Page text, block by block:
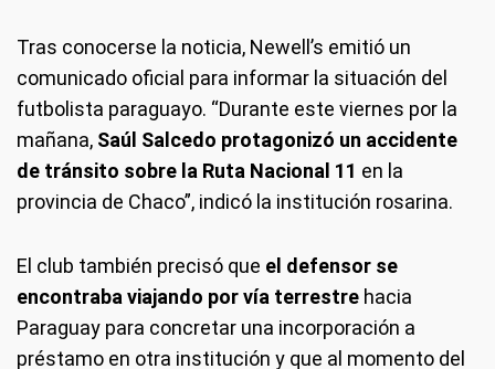
Tras conocerse la noticia, Newell’s emitió un
comunicado oficial para informar la situación del
futbolista paraguayo. “Durante este viernes por la
mañana, Saúl Salcedo protagonizó un accidente
de tránsito sobre la Ruta Nacional 11 en la
provincia de Chaco”, indicó la institución rosarina.
El club también precisó que el defensor se
encontraba viajando por vía terrestre hacia
Paraguay para concretar una incorporación a
préstamo en otra institución y que al momento del